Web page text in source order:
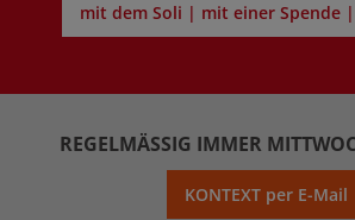
mit dem Soli | mit einer Spende
REGELMÄSSIG IMMER
KONTEXT per E-Mail